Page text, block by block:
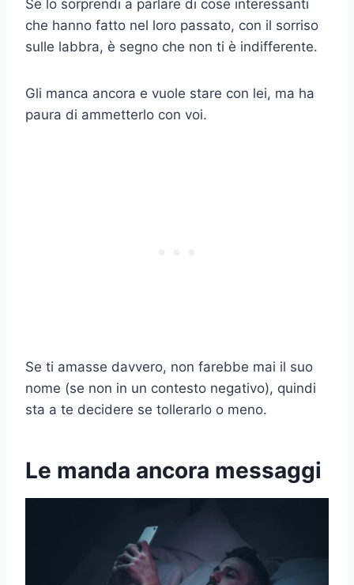
Se lo sorprendi a parlare di cose interessanti
che hanno fatto nel loro passato, con il sorriso
sulle labbra, è segno che non ti è indifferente.
Gli manca ancora e vuole stare con lei, ma ha
paura di ammetterlo con voi.
Se ti amasse davvero, non farebbe mai il suo
nome (se non in un contesto negativo), quindi
sta a te decidere se tollerarlo o meno.
Le manda ancora messaggi